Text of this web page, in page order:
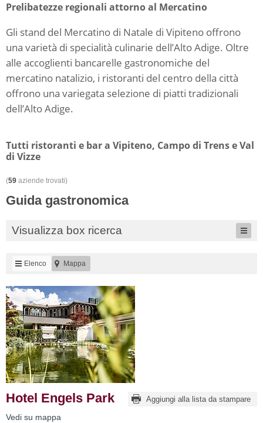
Prelibatezze regionali attorno al Mercatino
Gli stand del Mercatino di Natale di Vipiteno offrono
una varietà di specialità culinarie dell’Alto Adige. Oltre
alle accoglienti bancarelle gastronomiche del
mercatino natalizio, i ristoranti del centro della città
offrono una variegata selezione di piatti tradizionali
dell’Alto Adige.
Tutti ristoranti e bar a Vipiteno, Campo di Trens e Val
di Vizze
(59 aziende trovati)
Guida gastronomica
Visualizza box ricerca
Elenco Mappa
Aggiungi alla lista da stampare
Hotel Engels Park
Vedi su mappa